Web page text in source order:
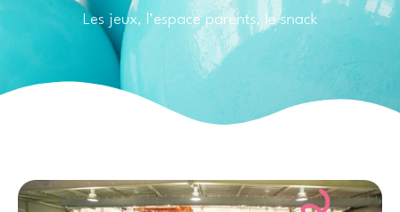
Les jeux, l’espace parents, le snack